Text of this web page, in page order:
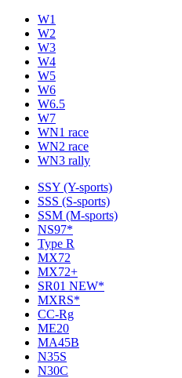
W1
W2
W3
W4
W5
W6
W6.5
W7
WN1 race
WN2 race
WN3 rally
SSY (Y-sports)
SSS (S-sports)
SSM (M-sports)
NS97*
Type R
MX72
MX72+
SR01 NEW*
MXRS*
CC-Rg
ME20
MA45B
N35S
N30C